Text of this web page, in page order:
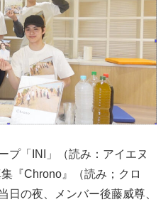
プ「INI」（読み：アイエヌ
『Chrono』（読み；クロ
日の夜、メンバー後藤威尊、